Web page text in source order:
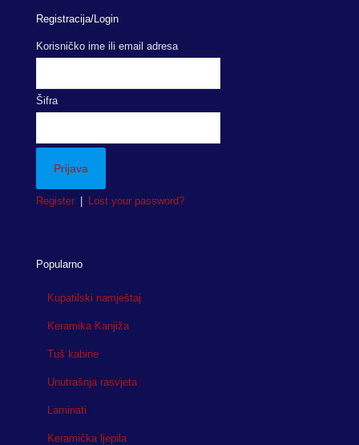
Registracija/Login
Korisničko ime ili email adresa
Šifra
Register Lost your password?
Popularno
Kupatilski namještaj
Keramika Kanjiža
Tuš kabine
Unutrašnja rasvjeta
Laminati
Keramička ljepila